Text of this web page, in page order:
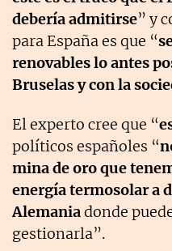
debería admitirse” y
para España es que “
renovables lo antes
Bruselas y con la
El experto cree que “
políticos españoles “
mina de oro que
energía termosolar a
Alemaniadonde
gestionarla”.